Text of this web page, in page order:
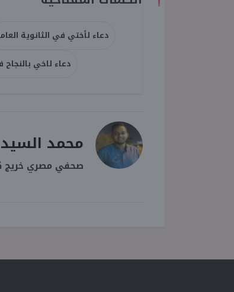
دعاء لأختي في الثانوية
دعاء لاخي بالنجاح
محمد السيد
صحفي مصري خريج